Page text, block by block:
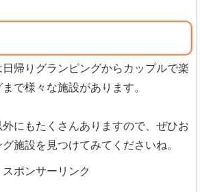
帰りグランピングからカップルで楽
で様々な施設があります。
にもたくさんありますので、ぜひお
施設を見つけてみてくださいね。
スポンサーリンク